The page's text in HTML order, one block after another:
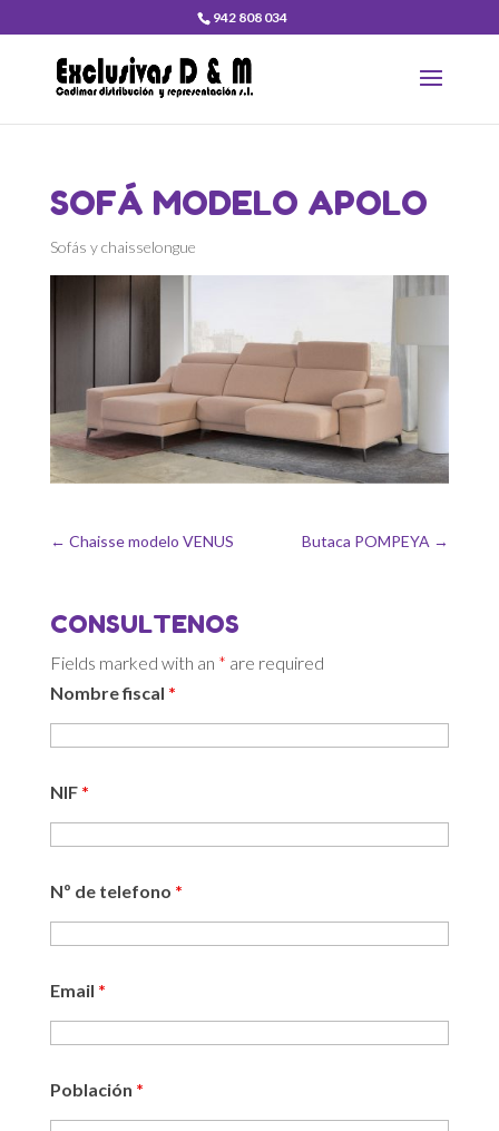
942 808 034
SOFÁ MODELO APOLO
Sofás y chaisselongue
← Chaisse modelo VENUS Butaca POMPEYA →
CONSULTENOS
Fields marked with an * are required
Nombre fiscal *
NIF *
Nº de telefono *
Email *
Población *